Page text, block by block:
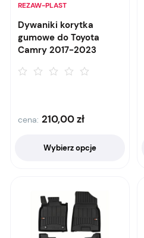
REZAW-PLAST
Dywaniki korytka
gumowe do Toyota
Camry 2017-2023
cena: 210,00zł
Wybierz opcje